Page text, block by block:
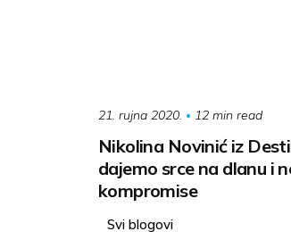
21. rujna 2020. 12 min read
Nikolina Novinić iz
dajemo srce na dlanu i
kompromise
Svi blogovi